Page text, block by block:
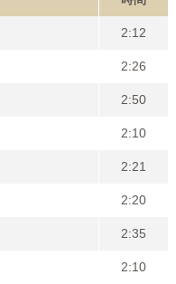
2:12
2:26
2:50
2:10
2:21
2:20
2:35
2:10